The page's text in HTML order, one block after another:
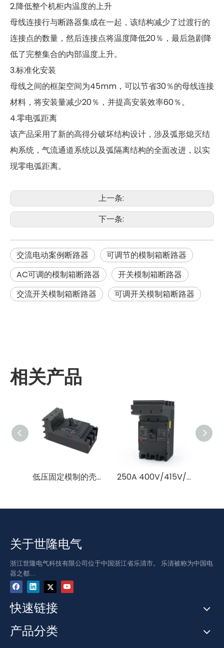
2.降低整个机柜内温度的上升
母线连接行与断路器集成在一起，该结构减少了过渡行的
连接点的数量，然后连接点将温度降低20％，最后急剧降
低了完整集合的内部温度上升。
3.标准化安装
母线之间的框架空间为45mm，可以节省30％的母线连接
材料，将安装量减少20％，并提高安装效率60％。
4.零电弧距离
该产品采用了新的高得分破坏结构设计，涉及弧形熄灭结
构系统，气流通道系统以及弧隔离结构的全面改进，以实
现零电弧距离。
上一条:
下一条:
交流电动案例断路器
可调节的模制箱断路器
AC可调的模制箱断路器
开关模制箱断路器
交流开关模制箱断路器
可调开关模制箱断路器
相关产品
低压固定模制的壳体断路器 250A 400V/415V/690V 汇流式三相塑壳断路器
关于世隆电气
浙江世隆电气科技有限公司位于中国浙江省乐清市。 乐清被称为中国电
器之都....
快速链接
产品分类